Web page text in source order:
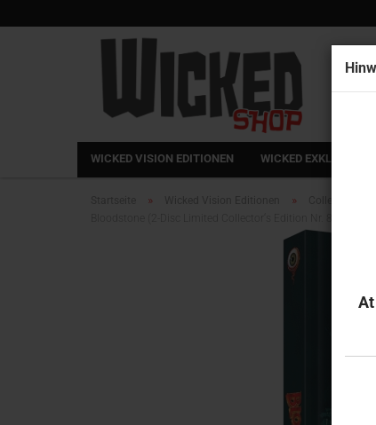
WICKED VISION EDITIONEN WICKED EXKLUSIV
» »